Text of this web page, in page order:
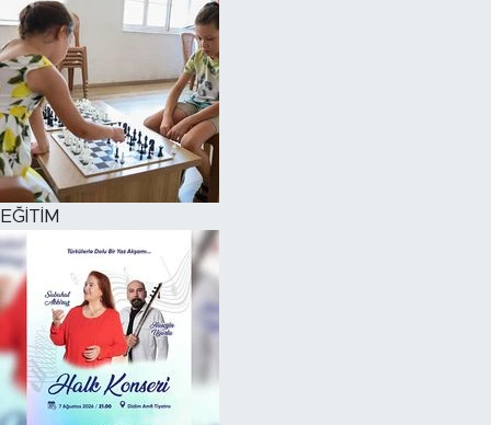
EĞİTİM